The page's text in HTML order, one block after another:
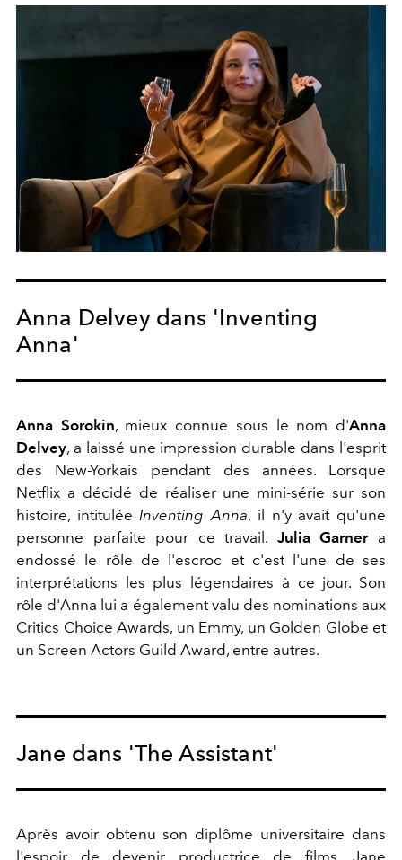
Anna Delvey dans 'Inventing
Anna'
Anna Sorokin, mieux connue sous le nom d'Anna
Delvey, a laissé une impression durable dans l'esprit
des New-Yorkais pendant des années. Lorsque
Netflix a décidé de réaliser une mini-série sur son
histoire, intituléeInventing Anna, il n'y avait qu'une
personne parfaite pour ce travail. Julia Garnera
endossé le rôle de l'escroc et c'est l'une de ses
interprétations les plus légendaires à ce jour. Son
rôle d'Anna lui a également valu des nominations aux
Critics Choice Awards, un Emmy, un Golden Globe et
un Screen Actors Guild Award, entre autres.
Jane dans 'The Assistant'
Après avoir obtenu son diplôme universitaire dans